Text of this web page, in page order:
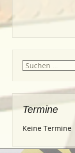
Suche
Termine
Keine Termine